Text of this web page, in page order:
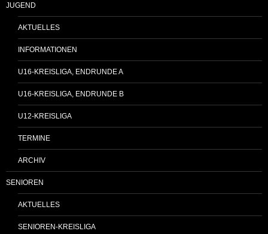
JUGEND
AKTUELLES
INFORMATIONEN
U16-KREISLIGA, ENDRUNDE A
U16-KREISLIGA, ENDRUNDE B
U12-KREISLIGA
TERMINE
ARCHIV
SENIOREN
AKTUELLES
SENIOREN-KREISLIGA